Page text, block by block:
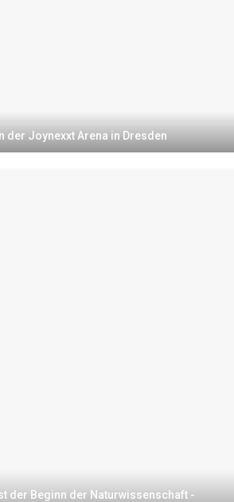
der Joynexxt Arena in Dresden
der Beginn der Naturwissenschaft -